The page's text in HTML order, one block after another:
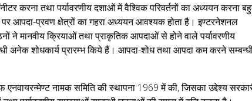
करना तथा पर्यावरणीय दशाओं में वैश्विक परिवर्तनों का अध्ययन करना
आपदा-प्रवण क्षेत्रों का गहरा अध्ययन आवश्यक होता है। इण्टरनेशनल
मानवीय क्रियाओं तथा प्राकृतिक आपदाओं से होने वाले पर्यावरणीय
अनेक शोधकार्य प्रारम्भ किये हैं। आपदा-शोध तथा आपदा कम करने
नामक समिति की स्थापना 1969 में की, जिसका उद्देश्य